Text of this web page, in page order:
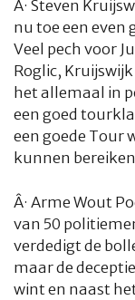
CULTUUR
Â· Steven
nu toe een even
Veel pech voor
Roglic,
het allemaal in
een goed
een goede Tour
kunnen
Â· Arme Wout
van 50
verdedigt de
maar de
wint en naast